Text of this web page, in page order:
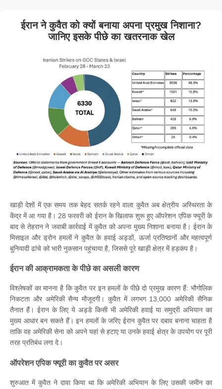
ईरान ने कुवैत को क्यों बनाया अपना प्रमुख निशाना?
जानिए इसके पीछे का खतरनाक खेल
खाड़ी देशों में एक समय तक बेहद सतर्क रहने वाला कुवैत अब क्षेत्रीय अस्थिरता के
केंद्र में आ गया है। 28 फरवरी को ईरान के खिलाफ शुरू हुए ऑपरेशन एपिक फ्यूरी के
बाद से तेहरान ने जवाबी कार्रवाई में कुवैत को अपना मुख्य निशाना बनाया है। ईरान के
मिसाइल और ड्रोन हमलों ने कुवैत के हवाई अड्डों, ऊर्जा प्रतिष्ठानों और महत्वपूर्ण
बुनियादी ढांचे को भारी नुकसान पहुंचाया है, जिससे पूरे खाड़ी क्षेत्र में हड़कंप है।
ईरान की आक्रामकता के पीछे का असली कारण
विश्लेषकों का मानना है कि कुवैत पर इन हमलों के पीछे दो प्रमुख कारण हैं: भौगोलिक
निकटता और अमेरिकी सैन्य मौजूदगी। कुवैत में लगभग 13,000 अमेरिकी सैनिक
तैनात हैं। ईरान के लिए ये अड्डे किसी भी अमेरिकी हवाई या समुद्री अभियान का
मुख्य आधार बन सकते हैं। इन हमलों के जरिए ईरान कुवैत पर दबाव बनाना चाहता है
ताकि वह अमेरिकी सेना को अपने यहां से हटाए या उनके हवाई क्षेत्र के उपयोग पर पूरी
तरह प्रतिबंध लगा दे।
ऑपरेशन एपिक फ्यूरी का कुवैत पर असर
शुरुआत में कुवैत ने दावा किया था कि अमेरिकी अभियान के लिए उसकी जमीन का